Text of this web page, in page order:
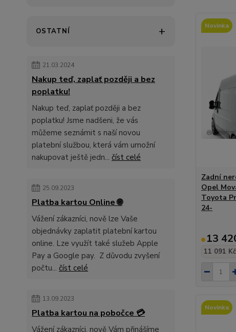
OSTATNÍ
21.03.2024
Nakup teď, zaplať později a bez
poplatku!
Nakup teď, zaplať později a bez
poplatku! Jsme nadšeni, že vás
můžeme seznámit s naší novou
platební službou, která vám umožní
nakupovat ještě jedn... číst celé
25.09.2023
Platba kartou Online 🌐
Vážení zákazníci, nově lze Vaše
objednávky zaplatit platební kartou
online. Lze využít také služeb Apple
Pay a Google pay. Z důvodu zvyšení
počtu... číst celé
13.09.2023
Platba kartou na pobočce 💳
Vážení zákazníci, nově Vám přinášíme
Novinka
Zadní
Opel
Toyota
24-
13
11 091 Kč
Novinka